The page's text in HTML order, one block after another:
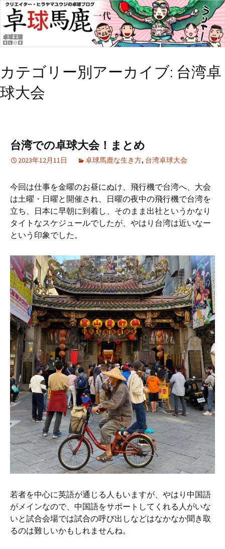
カテゴリー別アーカイブ: 台湾卓
球大会
台湾での卓球大会！まとめ
2023年12月11日 卓球馬鹿な生き方, 台湾卓球大会
今回は仕事を金曜のお昼にぬけ、飛行機で台湾へ、大会
は土曜・日曜と開催され、日曜の夜中の飛行機で台湾を
立ち、日本に早朝に到着し、そのまま出社というかなり
タイトなスケジュールでしたが、やはり台湾は近いなー
という印象でした。
若者を中心に英語が通じる人もいますが、やはり中国語
がメインなので、中国語をサポートしてくれる人がいな
いと試合会場では試合の呼び出しなどはなかなか聞き取
るのは難しいかもしれませんね。